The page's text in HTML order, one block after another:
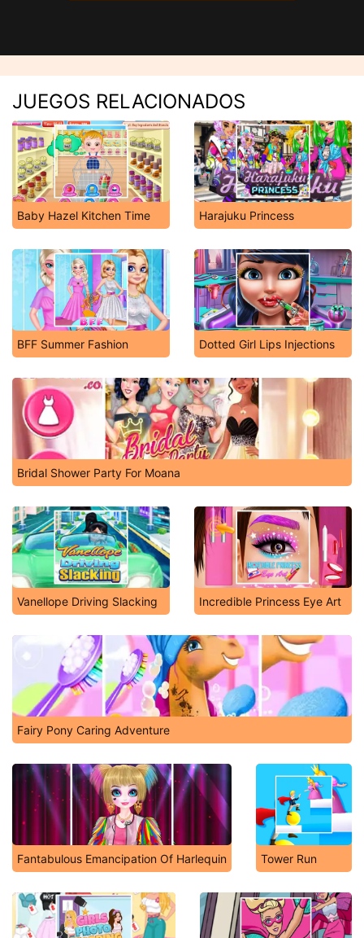
JUEGOS RELACIONADOS
Baby Hazel Kitchen Time Harajuku Princess
BFF Summer Fashion Dotted Girl Lips Injections
Bridal Shower Party For Moana
Vanellope Driving Slacking Incredible Princess Eye Art
Fairy Pony Caring Adventure
Fantabulous Emancipation Of Harlequin Tower Run